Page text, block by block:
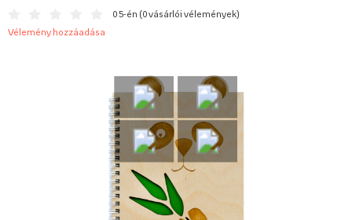
0 5-én (0 vásárlói vélemények)
Vélemény hozzáadása